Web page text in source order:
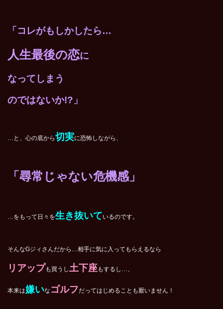
「コレがもしかしたら…
人生最後の恋に
なってしまう
のではないか!?」
…と、心の底から切実に恐怖しながら、
「尋常じゃない危機感」
…をもって日々を生き抜いているのです。
そんなGジィさんだから…相手に気に入ってもらえるなら
リアップも買うし土下座もするし…、
本来は嫌いな ゴルフだってはじめることも厭いません！